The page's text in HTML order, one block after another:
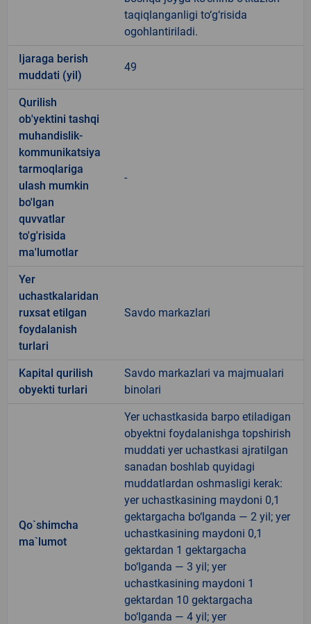
taqiqlanganligi to‘g‘risida
ogohlantiriladi.
Ijaraga berish
muddati (yil)
49
Qurilish
ob'yektini tashqi
muhandislik-
kommunikatsiya
tarmoqlariga
ulash mumkin
bo'lgan
quvvatlar
to'g'risida
ma'lumotlar
-
Yer
uchastkalaridan
ruxsat etilgan
foydalanish
turlari
Savdo markazlari
Kapital qurilish
obyekti turlari
Savdo markazlari va majmualari
binolari
Qo`shimcha
ma`lumot
Yer uchastkasida barpo etiladigan
obyektni foydalanishga topshirish
muddati yer uchastkasi ajratilgan
sanadan boshlab quyidagi
muddatlardan oshmasligi kerak:
yer uchastkasining maydoni 0,1
gektargacha bo‘lganda — 2 yil; yer
uchastkasining maydoni 0,1
gektardan 1 gektargacha
bo‘lganda — 3 yil; yer
uchastkasining maydoni 1
gektardan 10 gektargacha
bo‘lganda — 4 yil; yer